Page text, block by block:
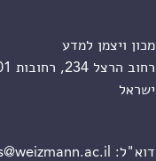
מכון ויצמן למדע
רחוב הרצל 234, רחובות 7610001
ישראל
דוא"ל: